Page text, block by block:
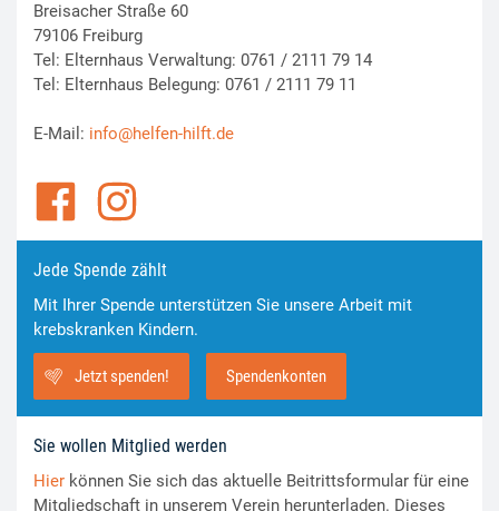
Breisacher Straße 60
79106 Freiburg
Tel: Elternhaus Verwaltung: 0761 / 2111 79 14
Tel: Elternhaus Belegung: 0761 / 2111 79 11
E-Mail: info@helfen-hilft.de
Jede Spende zählt
Mit Ihrer Spende unterstützen Sie unsere Arbeit mit
krebskranken Kindern.
Jetzt spenden! Spendenkonten
Sie wollen Mitglied werden
Hier können Sie sich das aktuelle Beitrittsformular für eine
Mitgliedschaft in unserem Verein herunterladen. Dieses